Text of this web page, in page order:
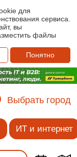
для
сервиса.
вы
файлы
Понятно
Выбрать город
ИТ и интернет